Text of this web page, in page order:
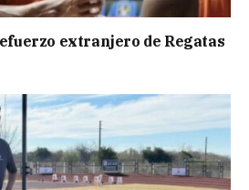
extranjero de Regatas